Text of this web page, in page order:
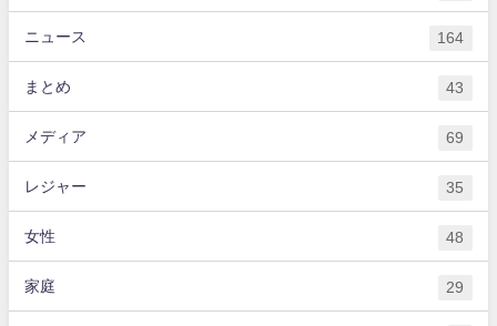
ニュース 164
まとめ 43
メディア 69
レジャー 35
女性 48
家庭 29